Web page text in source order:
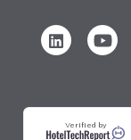
Verified by